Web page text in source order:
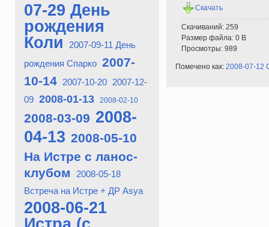
07-29 День
рождения
Коли
2007-09-11 День
рождения Спарко 2007-
10-14
2007-10-20
2007-12-
09 2008-01-13 2008-02-10
2008-03-09 2008-
04-13 2008-05-10
На Истре с ланос-
клубом
2008-05-18
Встреча на Истре + ДР Asya
2008-06-21
Скачать
Скачиваний: 259
Размер файла: 0 B
Просмотры: 989
Помечено как: 2008-07-12